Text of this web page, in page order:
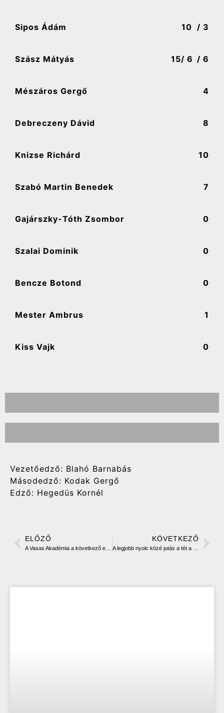
Sipos Ádám 10 / 3
Szász Mátyás 15/ 6 / 6
Mészáros Gergő 4
Debreczeny Dávid 8
Knizse Richárd 10
Szabó Martin Benedek 7
Gajárszky-Tóth Zsombor 0
Szalai Dominik 0
Bencze Botond 0
Mester Ambrus 1
Kiss Vajk 0
Vezetőedző: Blahó Barnabás
Másodedző: Kodak Gergő
Edző: Hegedüs Kornél
ELŐZŐ KÖVETKEZŐ